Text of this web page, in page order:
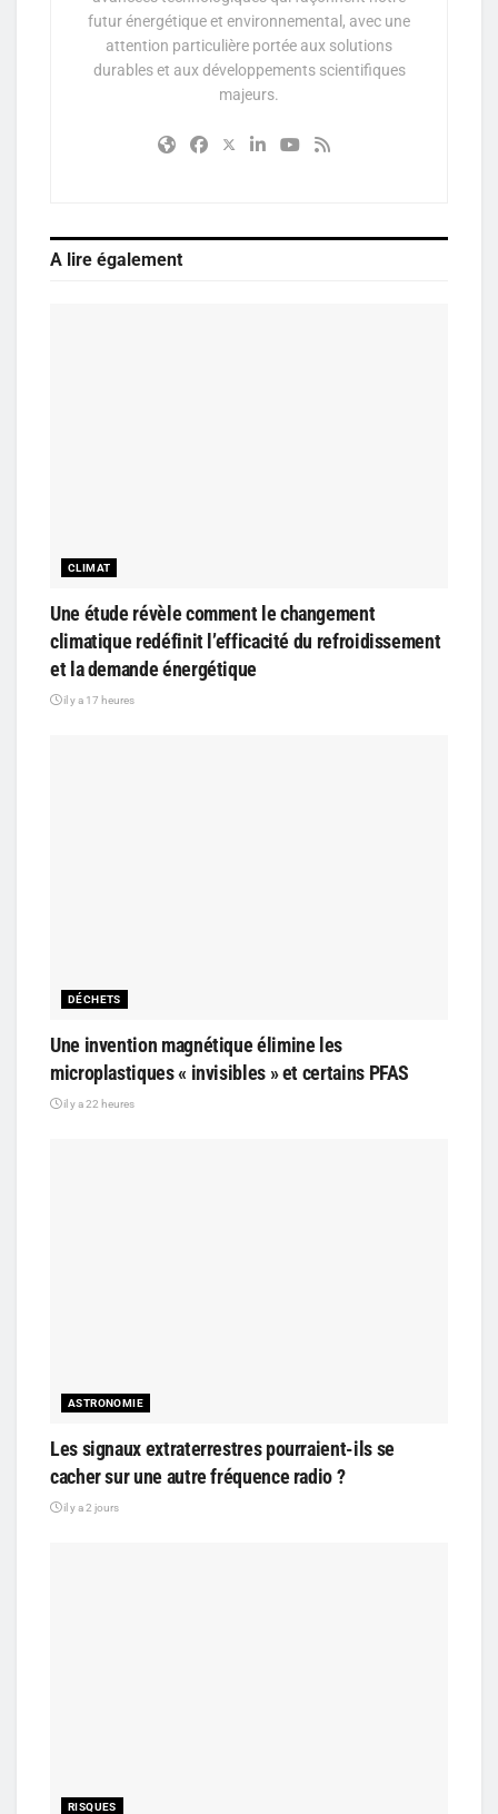
futur énergétique et environnemental, avec une
attention particulière portée aux solutions
durables et aux développements scientifiques
majeurs.
A lire également
CLIMAT
Une étude révèle comment le changement
climatique redéfinit l’efficacité du refroidissement
et la demande énergétique
il y a 17 heures
DÉCHETS
Une invention magnétique élimine les
microplastiques « invisibles » et certains PFAS
il y a 22 heures
ASTRONOMIE
Les signaux extraterrestres pourraient-ils se
cacher sur une autre fréquence radio ?
il y a 2 jours
RISQUES